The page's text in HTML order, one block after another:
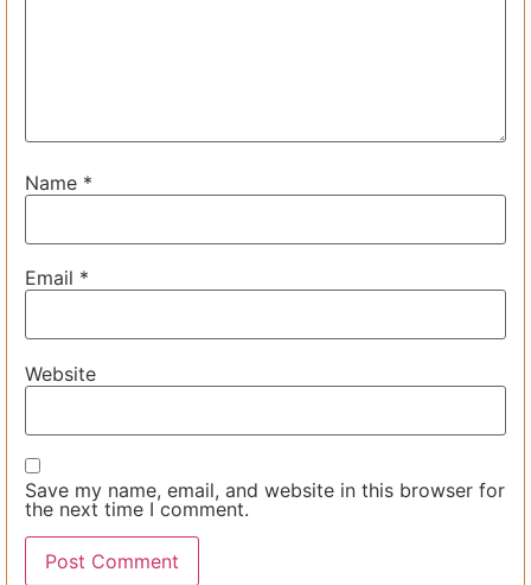
Name *
Email *
Website
Save my name, email, and website in this browser for
the next time I comment.